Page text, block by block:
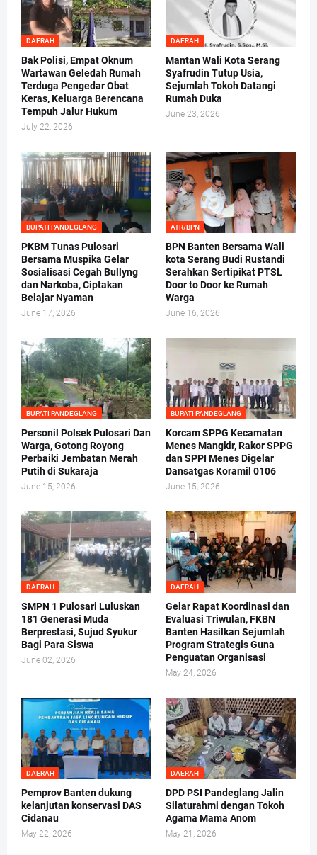
DAERAH
Bak Polisi, Empat Oknum
Wartawan Geledah Rumah
Terduga Pengedar Obat
Keras, Keluarga Berencana
Tempuh Jalur Hukum
July 22, 2026
DAERAH
Mantan Wali Kota Serang
Syafrudin Tutup Usia,
Sejumlah Tokoh Datangi
Rumah Duka
June 23, 2026
BUPATI PANDEGLANG
PKBM Tunas Pulosari
Bersama Muspika Gelar
Sosialisasi Cegah Bullyng
dan Narkoba, Ciptakan
Belajar Nyaman
June 17, 2026
ATR/BPN
BPN Banten Bersama Wali
kota Serang Budi Rustandi
Serahkan Sertipikat PTSL
Door to Door ke Rumah
Warga
June 16, 2026
BUPATI PANDEGLANG
Personil Polsek Pulosari Dan
Warga, Gotong Royong
Perbaiki Jembatan Merah
Putih di Sukaraja
June 15, 2026
BUPATI PANDEGLANG
Korcam SPPG Kecamatan
Menes Mangkir, Rakor SPPG
dan SPPI Menes Digelar
Dansatgas Koramil 0106
June 15, 2026
DAERAH
SMPN 1 Pulosari Luluskan
181 Generasi Muda
Berprestasi, Sujud Syukur
Bagi Para Siswa
June 02, 2026
DAERAH
Gelar Rapat Koordinasi dan
Evaluasi Triwulan, FKBN
Banten Hasilkan Sejumlah
Program Strategis Guna
Penguatan Organisasi
May 24, 2026
DAERAH
Pemprov Banten dukung
kelanjutan konservasi DAS
Cidanau
May 22, 2026
DAERAH
DPD PSI Pandeglang Jalin
Silaturahmi dengan Tokoh
Agama Mama Anom
May 21, 2026